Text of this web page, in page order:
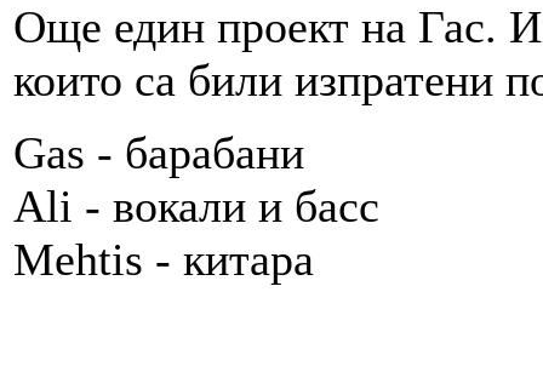
Още един проект на Гас.
които са били изпратени
Gas - барабани
Ali - вокали и басс
Mehtis - китара